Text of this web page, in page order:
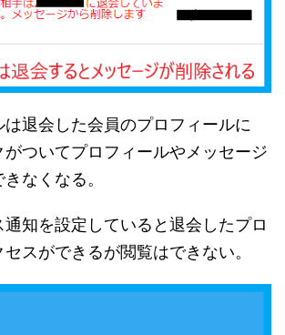
退会した会員のプロフィールに
がついてプロフィールやメッセージ
なくなる。
通知を設定していると退会したプロ
スができるが閲覧はできない。